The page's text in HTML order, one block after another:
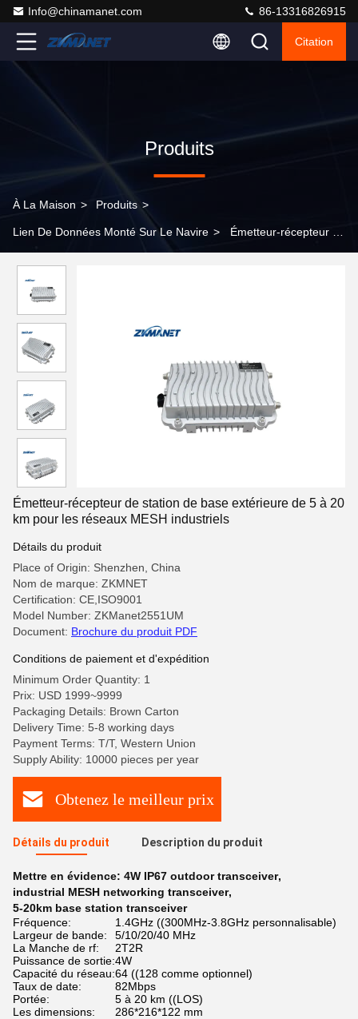
Info@chinamanet.com 86-13316826915
Citation
Produits
À La Maison > Produits >
Lien De Données Monté Sur Le Navire > Émetteur-récepteur de
industriels
Émetteur-récepteur de station de base extérieure de 5 à 20
km pour les réseaux MESH industriels
Détails du produit
Place of Origin: Shenzhen, China
Nom de marque: ZKMNET
Certification: CE,ISO9001
Model Number: ZKManet2551UM
Document: Brochure du produit PDF
Conditions de paiement et d'expédition
Minimum Order Quantity: 1
Prix: USD 1999~9999
Packaging Details: Brown Carton
Delivery Time: 5-8 working days
Payment Terms: T/T, Western Union
Supply Ability: 10000 pieces per year
Obtenez le meilleur prix
Détails du produit Description du produit
Mettre en évidence: 4W IP67 outdoor transceiver,
industrial MESH networking transceiver,
5-20km base station transceiver
Fréquence:
1.4GHz ((300MHz-3.8GHz personnalisable)
Largeur de bande:
5/10/20/40 MHz
La Manche de rf:
2T2R
Puissance de sortie:4W
Capacité du réseau:64 ((128 comme optionnel)
Taux de date:
82Mbps
Portée:
5 à 20 km ((LOS)
Les dimensions:
286*216*122 mm